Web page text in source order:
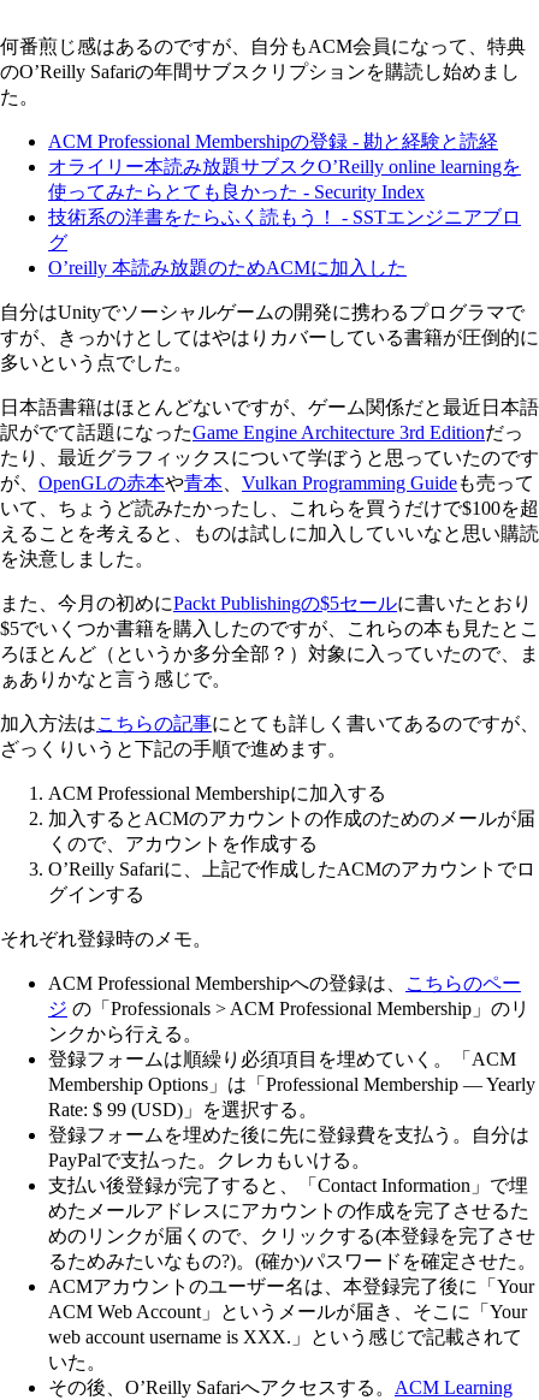
何番煎じ感はあるのですが、自分もACM会員になって、特典
のO’Reilly Safariの年間サブスクリプションを購読し始めまし
た。
ACM Professional Membershipの登録 - 勘と経験と読経
オライリー本読み放題サブスクO’Reilly online learningを
使ってみたらとても良かった - Security Index
技術系の洋書をたらふく読もう！ - SSTエンジニアブロ
グ
O’reilly 本読み放題のためACMに加入した
自分はUnityでソーシャルゲームの開発に携わるプログラマで
すが、きっかけとしてはやはりカバーしている書籍が圧倒的に
多いという点でした。
日本語書籍はほとんどないですが、ゲーム関係だと最近日本語
訳がでて話題になったGame Engine Architecture 3rd Editionだっ
たり、最近グラフィックスについて学ぼうと思っていたのです
が、 OpenGLの赤本や青本 Vulkan Programming Guideも売って
いて、ちょうど読みたかったし、これらを買うだけで$100を超
えることを考えると、ものは試しに加入していいなと思い購読
を決意しました。
また、今月の初めにPackt Publishingの$5セールに書いたとおり
$5でいくつか書籍を購入したのですが、これらの本も見たとこ
ろほとんど（というか多分全部？）対象に入っていたので、ま
ぁありかなと言う感じで。
加入方法はこちらの記事にとても詳しく書いてあるのですが、
ざっくりいうと下記の手順で進めます。
ACM Professional Membershipに加入する
加入するとACMのアカウントの作成のためのメールが届
くので、アカウントを作成する
O’Reilly Safariに、上記で作成したACMのアカウントでロ
グインする
それぞれ登録時のメモ。
ACM Professional Membershipへの登録は、
こちらのペー
ジ の「Professionals > ACM Professional Membership」のリ
ンクから行える。
登録フォームは順繰り必須項目を埋めていく。「ACM
Membership Options」は「Professional Membership — Yearly
Rate: $ 99 (USD)」を選択する。
登録フォームを埋めた後に先に登録費を支払う。自分は
PayPalで支払った。クレカもいける。
支払い後登録が完了すると、「Contact Information」で埋
めたメールアドレスにアカウントの作成を完了させるた
めのリンクが届くので、クリックする(本登録を完了させ
るためみたいなもの?)。(確か)パスワードを確定させた。
ACMアカウントのユーザー名は、本登録完了後に「Your
ACM Web Account」というメールが届き、そこに「Your
web account username is XXX.」という感じで記載されて
いた。
その後、O’Reilly Safariへアクセスする。 ACM Learning